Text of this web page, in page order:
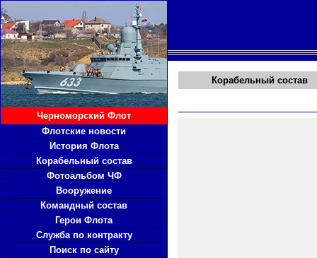
Черноморский Флот
Флотские новости
История Флота
Корабельный состав
Фотоальбом ЧФ
Вооружение
Командный состав
Герои Флота
Служба по контракту
Поиск по сайту
Корабельный состав